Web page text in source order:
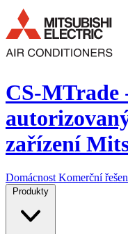
CS-MTrade
zařízení
Domácnost Komerční
Produkty